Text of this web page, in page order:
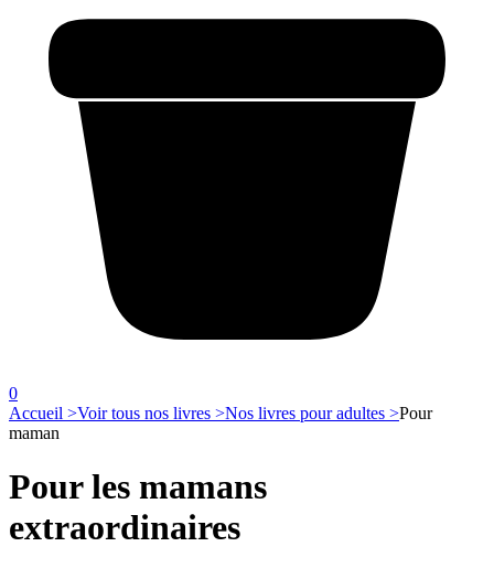
0
Accueil >Voir tous nos livres >Nos livres pour adultes >Pour
maman
Pour les mamans
extraordinaires